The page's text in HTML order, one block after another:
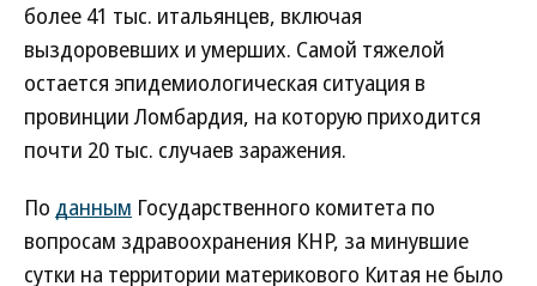
более 41 тыс. итальянцев, включая
выздоровевших и умерших. Самой тяжелой
остается эпидемиологическая ситуация в
провинции Ломбардия, на которую приходится
почти 20 тыс. случаев заражения.
По данным Государственного комитета по
вопросам здравоохранения КНР, за минувшие
сутки на территории материкового Китая не было